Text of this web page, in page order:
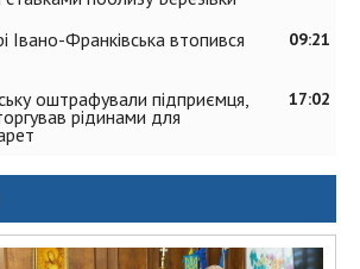
09:21
Івано-Франківська втопився
17:02
оштрафували підприємця,
рідинами для